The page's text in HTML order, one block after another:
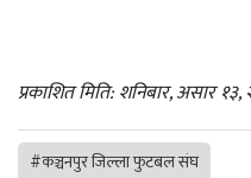
प्रकाशित मिति: शनिबार, असार १३,
#कञ्चनपुर जिल्ला फुटबल संघ